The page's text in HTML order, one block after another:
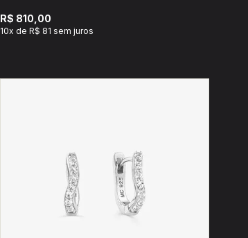
R$ 810,00
10x de R$ 81 sem juros